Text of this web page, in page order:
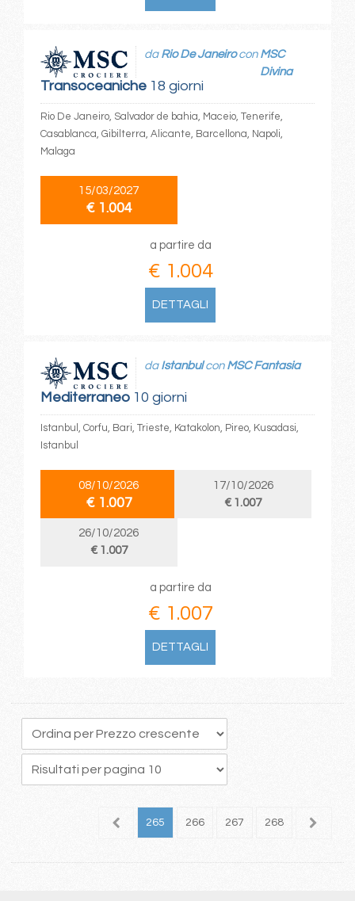
Transoceaniche18 giorni
da Rio De Janeirocon MSC
Divina
Rio De Janeiro, Salvador de bahia, Maceio, Tenerife,
Casablanca, Gibilterra, Alicante, Barcellona, Napoli,
Malaga
15/03/2027
€ 1.004
a partire da
€ 1.004
DETTAGLI
Mediterraneo10 giorni
da Istanbulcon MSC Fantasia
Istanbul, Corfu, Bari, Trieste, Katakolon, Pireo, Kusadasi,
Istanbul
08/10/2026
€ 1.007
17/10/2026
€ 1.007
26/10/2026
€ 1.007
a partire da
€ 1.007
DETTAGLI
264 265 266 267 268 269